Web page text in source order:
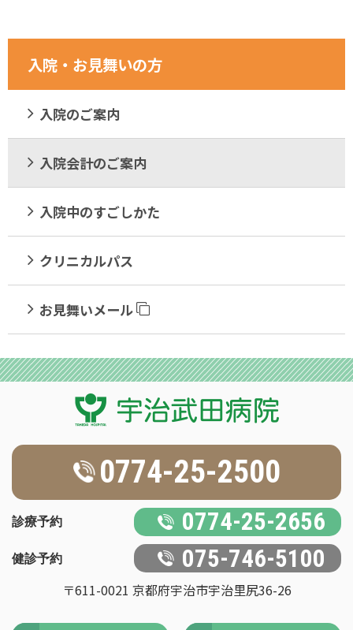
入院・お見舞いの方
入院のご案内
入院会計のご案内
入院中のすごしかた
クリニカルパス
お見舞いメール
0774-25-2500
診療予約 0774-25-2656
健診予約 075-746-5100
〒611-0021 京都府宇治市宇治里尻36-26